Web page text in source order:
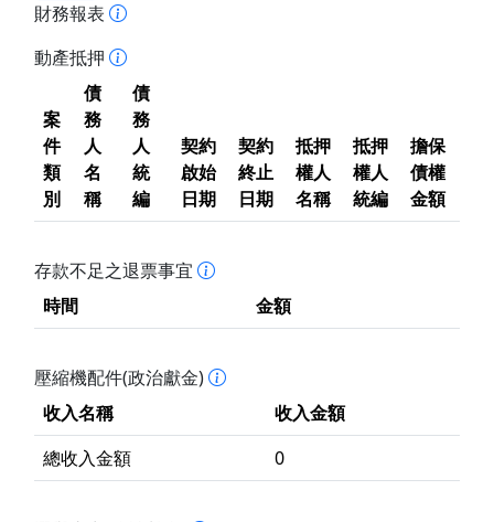
財務報表
動產抵押
案
件
類
別
債
務
人
名
稱
債
務
人
統
編
契約
啟始
日期
契約
終止
日期
抵押
權人
名稱
抵押
權人
統編
擔保
債權
金額
存款不足之退票事宜
時間
金額
壓縮機配件(政治獻金)
收入名稱
收入金額
總收入金額
0